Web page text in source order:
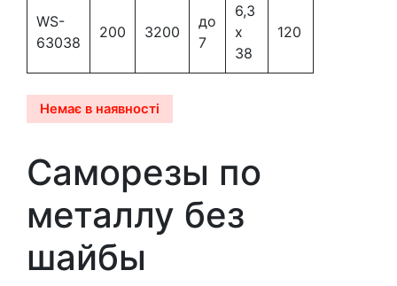
WS-
63038
200 3200
до
7
6,3
х
38
120
Немає в наявності
Саморезы по
металлу без
шайбы